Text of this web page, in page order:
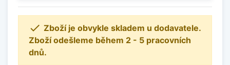
 Zboží je obvykle skladem u dodavatele.
Zboží odešleme během 2 - 5 pracovních
dnů.